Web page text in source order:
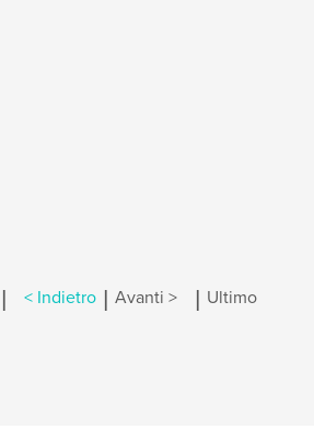
| < Indietro | Avanti > | Ultimo